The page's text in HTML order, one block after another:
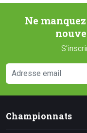
Ne
Championnats